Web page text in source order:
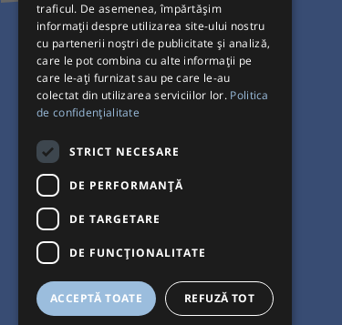
Pentru Călători
Curse autobuz
Plecări/Sosiri
Setări de cookie-uri
traficul. De asemenea, împărtășim
informații despre utilizarea site-ului nostru
cu partenerii noștri de publicitate și analiză,
care le pot combina cu alte informații pe
care le-ați furnizat sau pe care le-au
colectat din utilizarea serviciilor lor. Politica
de confidențialitate
STRICT NECESARE
DE PERFORMANȚĂ
DE TARGETARE
DE FUNCŢIONALITATE
ACCEPTĂ TOATE REFUZĂ TOT